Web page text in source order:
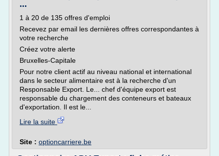
...
1 à 20 de 135 offres d'emploi
Recevez par email les dernières offres correspondantes à
votre recherche
Créez votre alerte
Bruxelles-Capitale
Pour notre client actif au niveau national et international
dans le secteur alimentaire est à la recherche d'un
Responsable Export. Le... chef d'équipe export est
responsable du chargement des conteneurs et bateaux
d'exportation. Il est le...
Lire la suite
Site : optioncarriere.be